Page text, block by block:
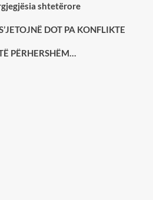
shtetërore
DOT PA KONFLIKTE
PËRHERSHËM…